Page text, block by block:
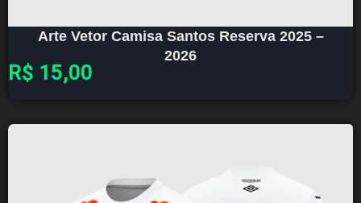
Arte Vetor Camisa Santos Reserva 2025 –
2026
R$ 15,00